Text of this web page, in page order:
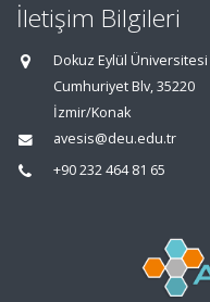
İletişim Bilgileri
Dokuz Eylül
Cumhuriyet Blv, 35220
İzmir/Konak
avesis@deu.edu.tr
+90 232 464 81 65